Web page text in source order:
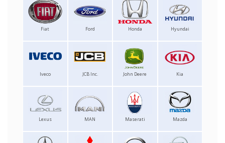
Fiat Ford Honda Hyundai
Iveco JCB Inc. John Deere Kia
Lexus MAN Maserati Mazda